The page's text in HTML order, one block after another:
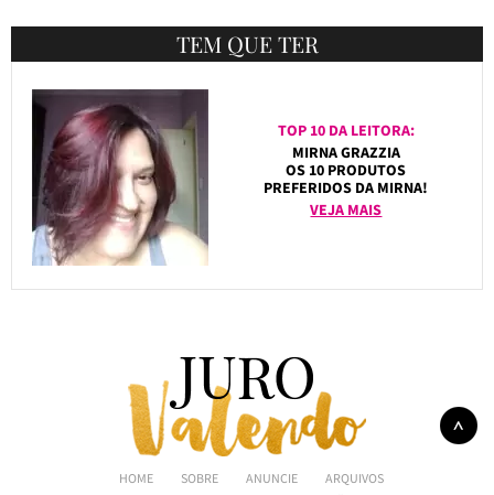
TEM QUE TER
TOP 10 DA LEITORA:
MIRNA GRAZZIA
OS 10 PRODUTOS
PREFERIDOS DA MIRNA!
VEJA MAIS
HOME SOBRE ANUNCIE ARQUIVOS